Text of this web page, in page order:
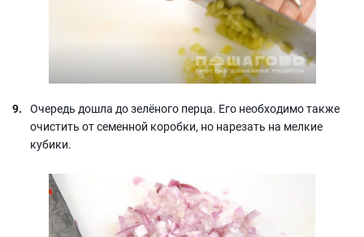
Очередь дошла до зелёного перца. Его необходимо также
очистить от семенной коробки, но нарезать на мелкие
кубики.